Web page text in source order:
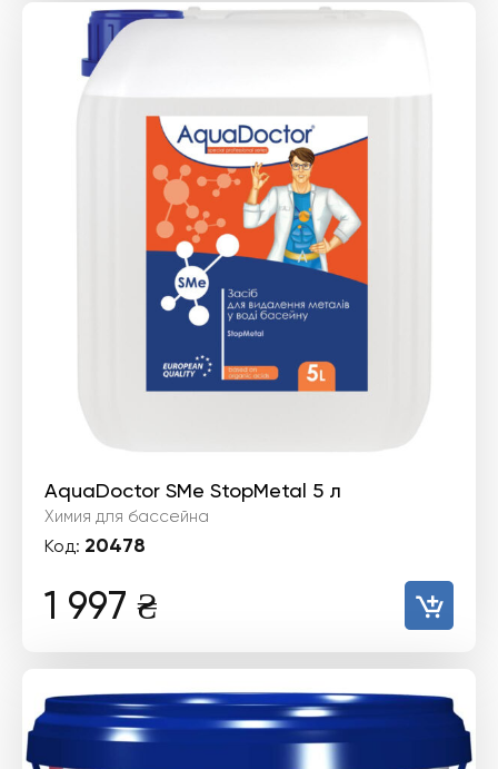
AquaDoctor SMe StopMetal 5 л
Химия для бассейна
Код: 20478
1 997 ₴